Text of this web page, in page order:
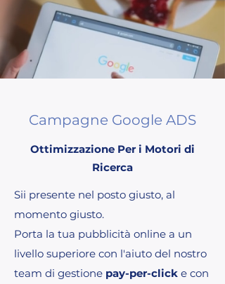
Campagne Google ADS
Ottimizzazione Per i Motori di
Ricerca
Sii presente nel posto giusto, al
momento giusto.
Porta la tua pubblicità online a un
livello superiore con l'aiuto del nostro
team di gestione pay-per-click e con